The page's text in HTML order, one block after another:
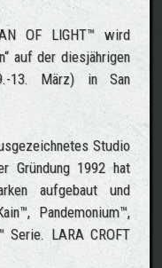
OF LIGHT™ wird
auf der diesjährigen
13. März) in San
Studio
Gründung 1992 hat
aufgebaut und
Pandemonium™,
Serie. LARA CROFT